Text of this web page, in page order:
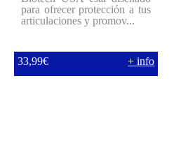
para ofrecer protección a tus
articulaciones y promov...
33,99€ + info